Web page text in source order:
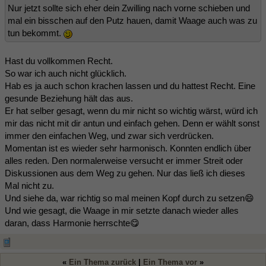
Nur jetzt sollte sich eher dein Zwilling nach vorne schieben und
mal ein bisschen auf den Putz hauen, damit Waage auch was zu
tun bekommt.
Hast du vollkommen Recht.
So war ich auch nicht glücklich.
Hab es ja auch schon krachen lassen und du hattest Recht. Eine
gesunde Beziehung hält das aus.
Er hat selber gesagt, wenn du mir nicht so wichtig wärst, würd ich
mir das nicht mit dir antun und einfach gehen. Denn er wählt sonst
immer den einfachen Weg, und zwar sich verdrücken.
Momentan ist es wieder sehr harmonisch. Konnten endlich über
alles reden. Den normalerweise versucht er immer Streit oder
Diskussionen aus dem Weg zu gehen. Nur das ließ ich dieses
Mal nicht zu.
Und siehe da, war richtig so mal meinen Kopf durch zu setzen😄
Und wie gesagt, die Waage in mir setzte danach wieder alles
daran, dass Harmonie herrschte😋
« Ein Thema zurück Ein Thema vor »